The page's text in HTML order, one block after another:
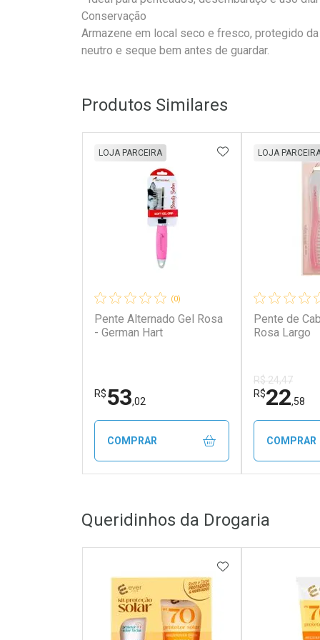
Conservação
Armazene em local seco e fresco, protegido
neutro e seque bem antes de guardar.
Produtos Similares
(0)
Pente Alternado Gel Rosa
- German Hart
LOJA PARCEIRA
R$53,02
ADICIONAR AOS
COMPRAR
Laboratório
Por Menos
Pente de
Rosa Largo
LOJA
R$ 24,47
R$22,58
COMPRAR
Por
Queridinhos da Drogaria
ADICIONAR AOS